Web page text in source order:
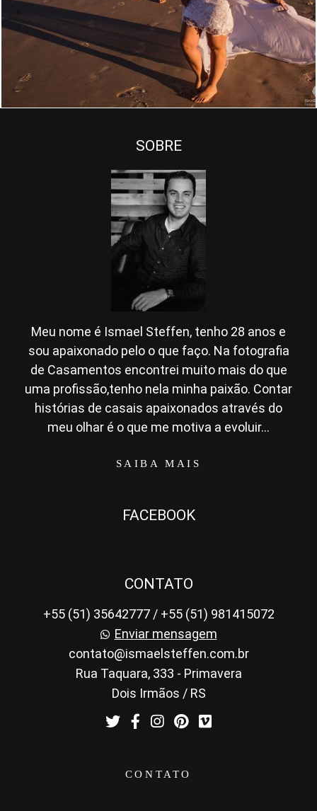
2467 1
SOBRE
Meu nome é Ismael Steffen, tenho 28 anos e
sou apaixonado pelo o que faço. Na fotografia
de Casamentos encontrei muito mais do que
uma profissão,tenho nela minha paixão. Contar
histórias de casais apaixonados através do
meu olhar é o que me motiva a evoluir...
SAIBA MAIS
FACEBOOK
CONTATO
+55 (51) 35642777 / +55 (51) 981415072
Enviar mensagem
contato@ismaelsteffen.com.br
Rua Taquara, 333 - Primavera
Dois Irmãos / RS
CONTATO